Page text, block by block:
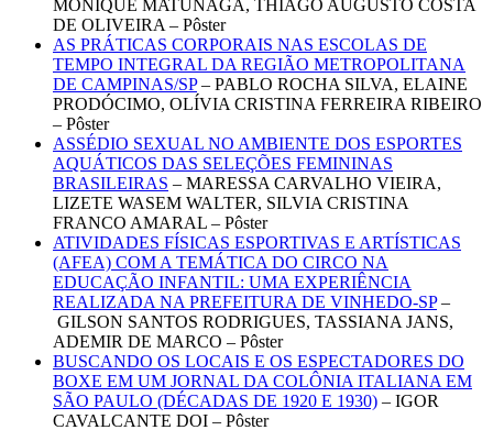
MONIQUE MATUNAGA, THIAGO AUGUSTO COSTA
DE OLIVEIRA – Pôster
AS PRÁTICAS CORPORAIS NAS ESCOLAS DE
TEMPO INTEGRAL DA REGIÃO METROPOLITANA
DE CAMPINAS/SP– PABLO ROCHA SILVA, ELAINE
PRODÓCIMO, OLÍVIA CRISTINA FERREIRA RIBEIRO
– Pôster
ASSÉDIO SEXUAL NO AMBIENTE DOS ESPORTES
AQUÁTICOS DAS SELEÇÕES FEMININAS
BRASILEIRAS – MARESSA CARVALHO VIEIRA,
LIZETE WASEM WALTER, SILVIA CRISTINA
FRANCO AMARAL – Pôster
ATIVIDADES FÍSICAS ESPORTIVAS E ARTÍSTICAS
(AFEA) COM A TEMÁTICA DO CIRCO NA
EDUCAÇÃO INFANTIL: UMA EXPERIÊNCIA
REALIZADA NA PREFEITURA DE VINHEDO-SP–
GILSON SANTOS RODRIGUES, TASSIANA JANS,
ADEMIR DE MARCO – Pôster
BUSCANDO OS LOCAIS E OS ESPECTADORES DO
BOXE EM UM JORNAL DA COLÔNIA ITALIANA EM
SÃO PAULO (DÉCADAS DE 1920 E 1930) – IGOR
CAVALCANTE DOI – Pôster